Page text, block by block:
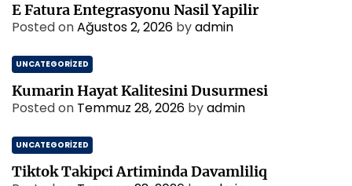
E Fatura Entegrasyonu Nasil Yapilir
Posted onAğustos 2, 2026 byadmin
UNCATEGORIZED
Kumarin Hayat Kalitesini Dusurmesi
Posted on Temmuz 28, 2026 byadmin
UNCATEGORIZED
Tiktok Takipci Artiminda Davamliliq